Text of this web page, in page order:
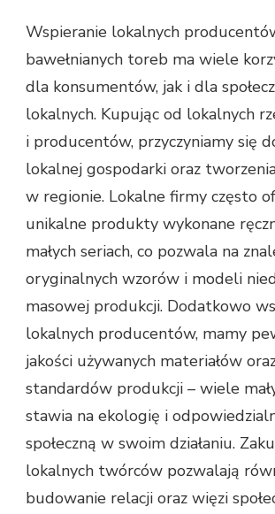
Wspieranie lokalnych
bawełnianych toreb ma wiele
dla konsumentów, jak i dla
lokalnych. Kupując od lokalnych
i producentów, przyczyniamy się
lokalnej gospodarki oraz
w regionie. Lokalne firmy często
unikalne produkty wykonane
małych seriach, co pozwala na
oryginalnych wzorów i modeli
masowej produkcji. Dodatkowo
lokalnych producentów, mamy
jakości używanych materiałów
standardów produkcji – wiele
stawia na ekologię i
społeczną w swoim działaniu.
lokalnych twórców pozwalają
budowanie relacji oraz więzi